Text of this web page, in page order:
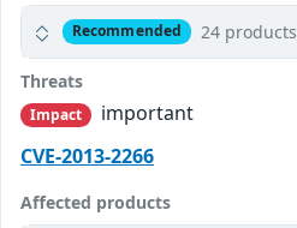
Recommended 24 products
Threats
Impact
important
CVE-2013-2266
Affected products